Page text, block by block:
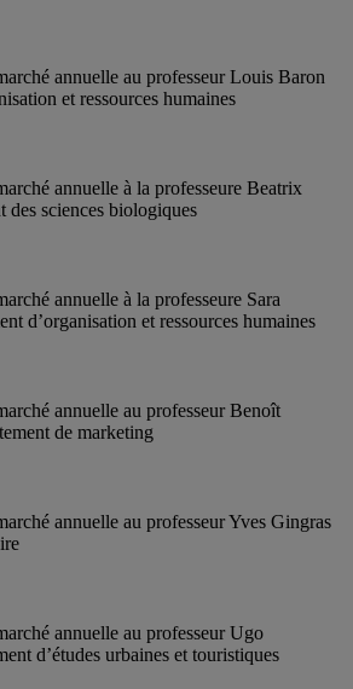
annuelle au professeur Louis Baron
et ressources humaines
annuelle à la professeure Beatrix
des sciences biologiques
annuelle à la professeure Sara
d’organisation et ressources humaines
annuelle au professeur Benoît
de marketing
annuelle au professeur Yves Gingras
annuelle au professeur Ugo
d’études urbaines et touristiques